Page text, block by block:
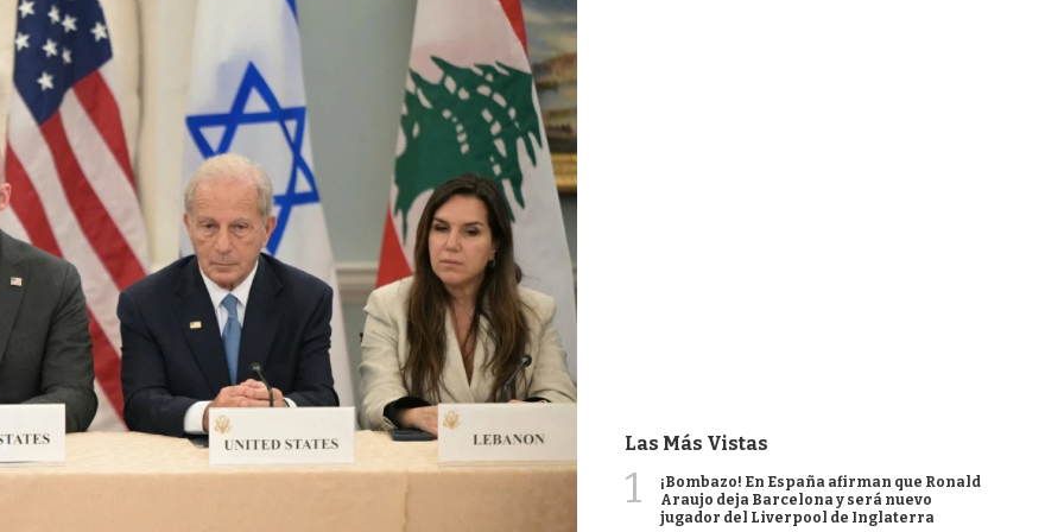
Las Más Vistas
1
¡Bombazo! En España afirman que Ronald
Araujo deja Barcelona y será nuevo
jugador del Liverpool de Inglaterra